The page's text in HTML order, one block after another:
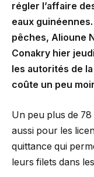
régler l’affaire
eaux
pêches, Alioune
Conakry hier
les autorités de
coûte un peu
Un peu plus de
aussi pour les
quittance qui
leurs filets dans